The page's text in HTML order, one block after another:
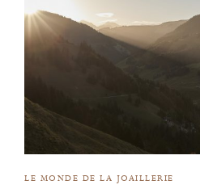
LE MONDE DE LA JOAILLERIE